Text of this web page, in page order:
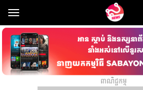
Toggle
navigation
ពាណិជ្ជកម្ម